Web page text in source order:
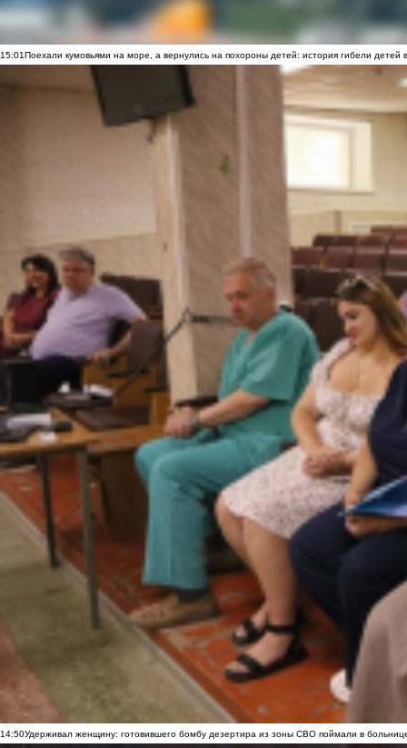
15:01Поехали кумовьями на море, а вернулись на похороны детей: история гибели детей
14:50Удерживал женщину: готовившего бомбу дезертира из зоны СВО поймали в